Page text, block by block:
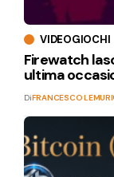
VIDEOGIOCHI
Firewatch
ultima
DiFRANCESCO LEMURI